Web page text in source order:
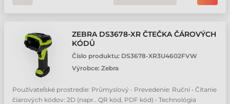
ZEBRA DS3678-XR ČTEČKA ČÁROVÝCH
KÓDŮ
Číslo produktu: DS3678-XR3U4602FVW
Výrobce: Zebra
Používateľské prostredie: Průmyslový • Prevedenie: Ruční • Čítanie
čiarových kódov: 2D (napr.. QR kód, PDF kód) • Technológia